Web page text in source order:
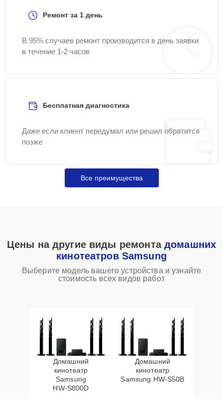
Ремонт за 1 день
В 95% случаев ремонт производится в день заявки
в течение 1-2 часов
Бесплатная диагностика
Даже если клиент передумал или решил обратится
позже
Все преимущества
Цены на другие виды ремонта домашних
кинотеатров Samsung
Выберите модель вашего устройства и узнайте
стоимость всех видов работ
Домашний
кинотеатр
Samsung
HW‑S800D
Домашний
кинотеатр
Samsung HW‑S50B